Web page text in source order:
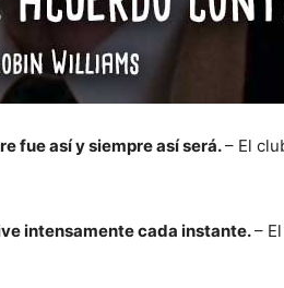
fue así y siempre así será.– El
intensamente cada instante.–